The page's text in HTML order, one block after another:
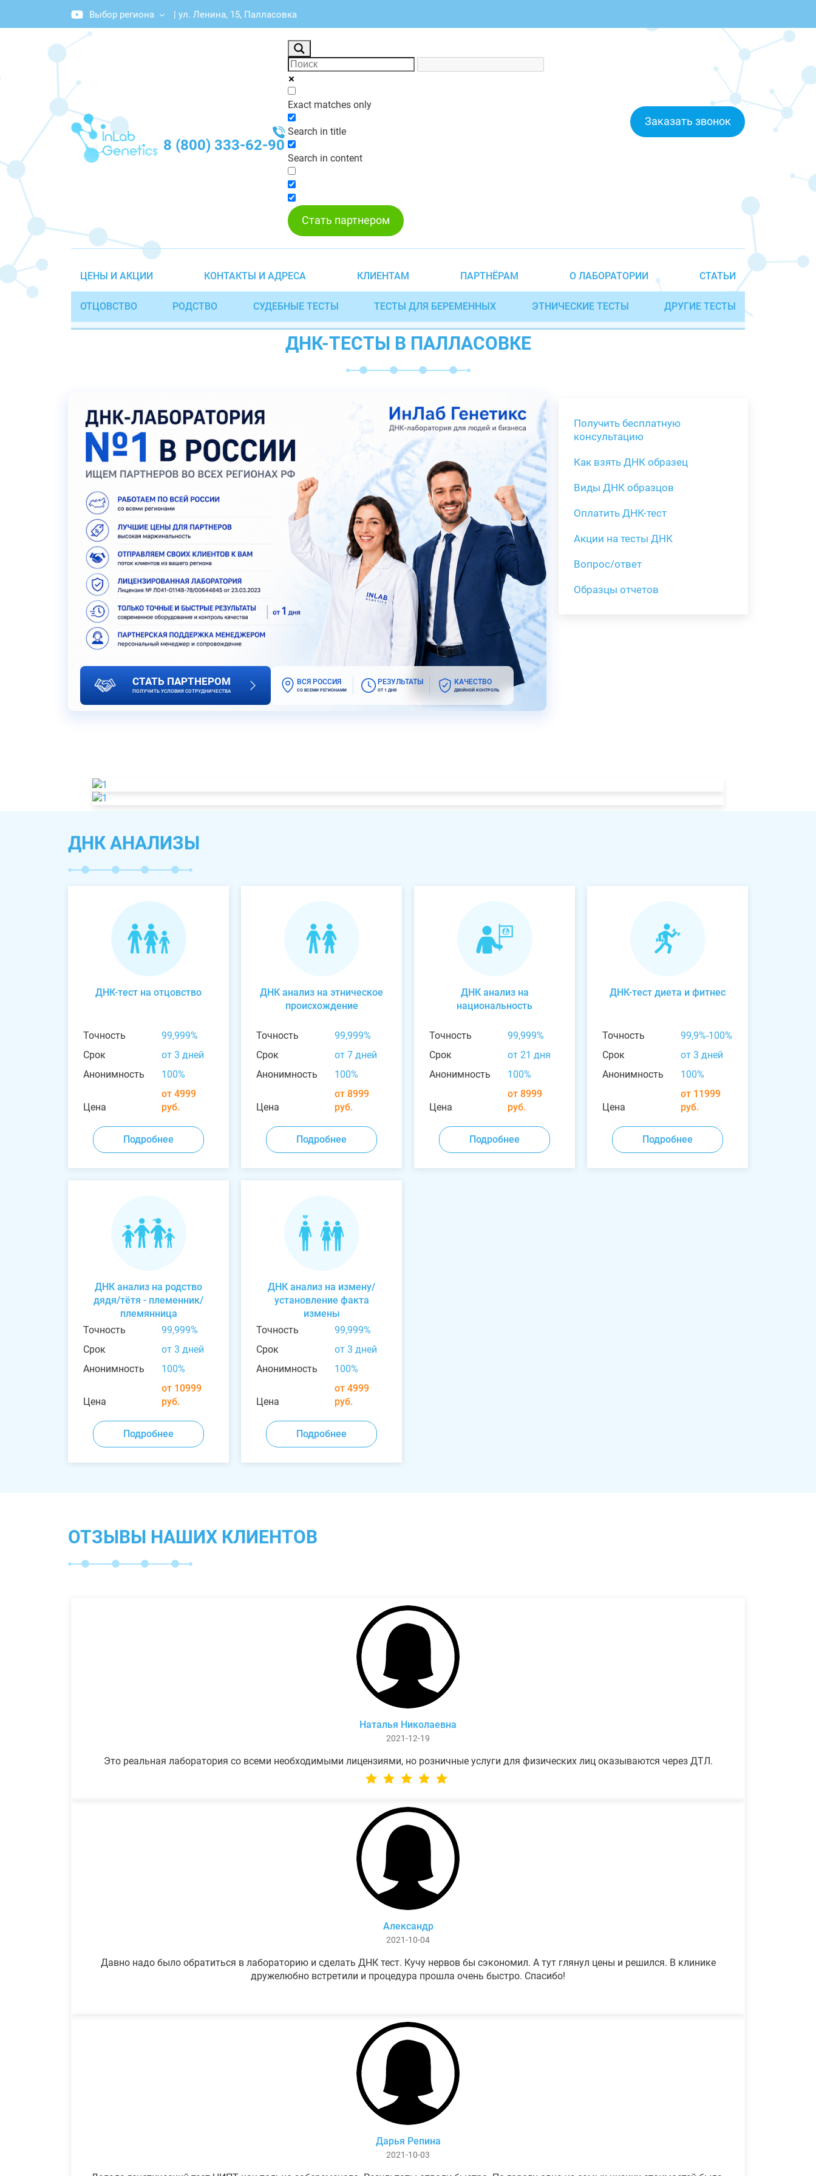
Выбор региона | ул. Ленина, 15, Палласовка
8 (800) 333-62-90
Exact matches only
Search in title
Search in content
Заказать звонок
Стать партнером
ЦЕНЫ И АКЦИИ КОНТАКТЫ И АДРЕСА КЛИЕНТАМ ПАРТНЁРАМ О ЛАБОРАТОРИИ СТАТЬИ
ОТЦОВСТВО РОДСТВО СУДЕБНЫЕ ТЕСТЫ ТЕСТЫ ДЛЯ БЕРЕМЕННЫХ ЭТНИЧЕСКИЕ ТЕСТЫ ДРУГИЕ ТЕСТЫ
ДНК-ТЕСТЫ В ПАЛЛАСОВКЕ
СТАТЬ ПАРТНЕРОМ
ПОЛУЧИТЬ УСЛОВИЯ СОТРУДНИЧЕСТВА
ВСЯ РОССИЯ
СО ВСЕМИ РЕГИОНАМИ
РЕЗУЛЬТАТЫ
ОТ 1 ДНЯ
КАЧЕСТВО
ДВОЙНОЙ КОНТРОЛЬ
Получить бесплатную
консультацию
Как взять ДНК образец
Виды ДНК образцов
Оплатить ДНК-тест
Акции на тесты ДНК
Вопрос/ответ
Образцы отчетов
ДНК АНАЛИЗЫ
ДНК-тест на отцовство
Точность
99,999%
Срок
от 3 дней
Анонимность
100%
Цена
от 4999
руб.
Подробнее
ДНК анализ на этническое
происхождение
Точность
99,999%
Срок
от 7 дней
Анонимность
100%
Цена
от 8999
руб.
Подробнее
ДНК анализ на
национальность
Точность
99,999%
Срок
от 21 дня
Анонимность
100%
Цена
от 8999
руб.
Подробнее
ДНК-тест диета и фитнес
Точность
99,9%-100%
Срок
от 3 дней
Анонимность
100%
Цена
от 11999
руб.
Подробнее
ДНК анализ на родство
дядя/тётя - племенник/
племянница
Точность
99,999%
Срок
от 3 дней
Анонимность
100%
Цена
от 10999
руб.
Подробнее
ДНК анализ на измену/
установление факта
измены
Точность
99,999%
Срок
от 3 дней
Анонимность
100%
Цена
от 4999
руб.
Подробнее
ОТЗЫВЫ НАШИХ КЛИЕНТОВ
Наталья Николаевна
2021-12-19
Это реальная лаборатория со всеми необходимыми лицензиями, но розничные услуги для физических лиц оказываются через ДТЛ.
Александр
2021-10-04
Давно надо было обратиться в лабораторию и сделать ДНК тест. Кучу нервов бы сэкономил. А тут глянул цены и решился. В клинике
дружелюбно встретили и процедура прошла очень быстро. Спасибо!
Дарья Репина
2021-10-03